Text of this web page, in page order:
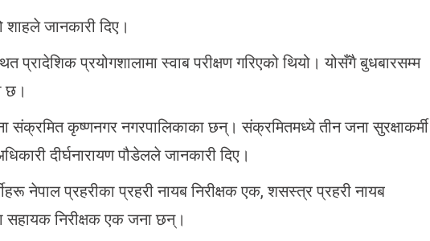
जानकारी दिए।
प्रादेशिक प्रयोगशालामा स्वाब परीक्षण गरिएको थियो। योसँगै बुधबारसम्म
छ।
कृष्णनगर नगरपालिकाका छन्। संक्रमितमध्ये तीन जना सुरक्षाकर्मी
दीर्घनारायण पौडेलले जानकारी दिए।
नेपाल प्रहरीका प्रहरी नायब निरीक्षक एक, शसस्त्र प्रहरी नायब
सहायक निरीक्षक एक जना छन्।